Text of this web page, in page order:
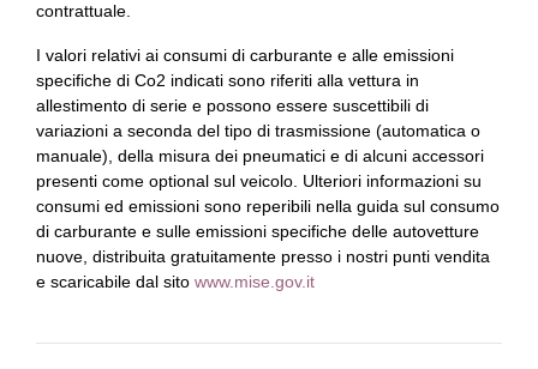
contrattuale.
I valori relativi ai consumi di carburante e alle emissioni
specifiche di Co2 indicati sono riferiti alla vettura in
allestimento di serie e possono essere suscettibili di
variazioni a seconda del tipo di trasmissione (automatica o
manuale), della misura dei pneumatici e di alcuni accessori
presenti come optional sul veicolo. Ulteriori informazioni su
consumi ed emissioni sono reperibili nella guida sul consumo
di carburante e sulle emissioni specifiche delle autovetture
nuove, distribuita gratuitamente presso i nostri punti vendita
e scaricabile dal sito www.mise.gov.it